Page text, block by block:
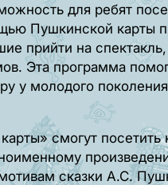
для ребят
Пушкинской карты
прийти на
Эта программа
у молодого
смогут посетить
сказки А.С.